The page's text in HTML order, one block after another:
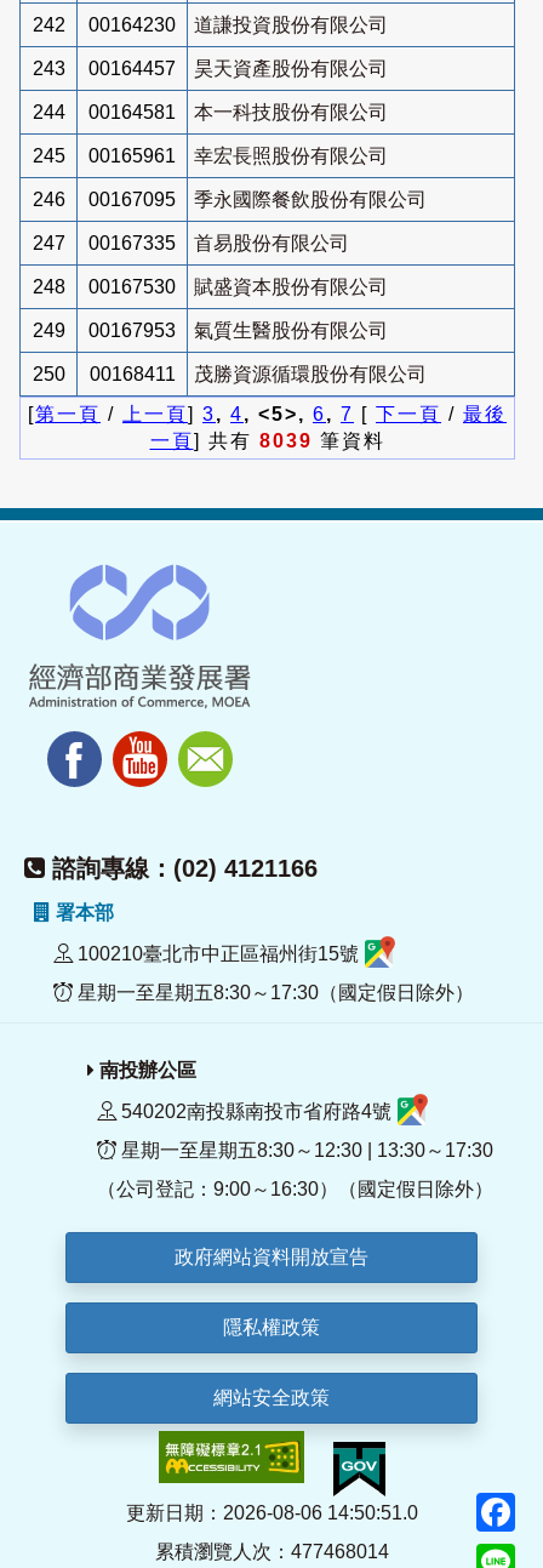
242 00164230 道謙投資股份有限公司
243 00164457 昊天資產股份有限公司
244 00164581 本一科技股份有限公司
245 00165961 幸宏長照股份有限公司
246 00167095 季永國際餐飲股份有限公司
247 00167335 首易股份有限公司
248 00167530 賦盛資本股份有限公司
249 00167953 氣質生醫股份有限公司
250 00168411
茂勝資源循環股份有限公司
[第一頁 / 上一頁] 3, 4, <5>, 6, 7 [ 下一頁 / 最後
一頁] 共有 8039 筆資料
諮詢專線：(02) 4121166
署本部
100210臺北市中正區福州街15號
星期一至星期五8:30～17:30（國定假日除外）
南投辦公區
540202南投縣南投市省府路4號
星期一至星期五8:30～12:30 | 13:30～17:30
（公司登記：9:00～16:30）（國定假日除外）
政府網站資料開放宣告
隱私權政策
網站安全政策
更新日期：2026-08-06 14:50:51.0
累積瀏覽人次：477468014